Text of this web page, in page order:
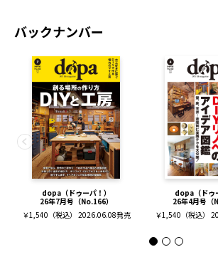
バックナンバー
dopa（ドゥーパ！）
26年7月号（No.166）
￥1,540（税込） 2026.06.08発売
dopa（ドゥ
26年4月号（
￥1,540（税込）